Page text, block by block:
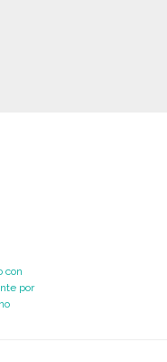
con
por